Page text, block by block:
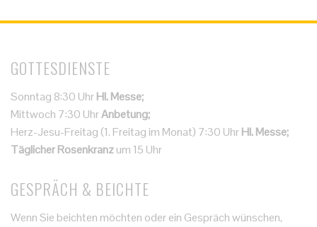
GOTTESDIENSTE
Sonntag 8:30 UhrHl. Messe;
Mittwoch 7:30 UhrAnbetung;
Herz-Jesu-Freitag (1. Freitag im Monat) 7:30 UhrHl. Messe;
Täglicher Rosenkranzum 15 Uhr
GESPRÄCH & BEICHTE
Wenn Sie beichten möchten oder ein Gespräch wünschen,